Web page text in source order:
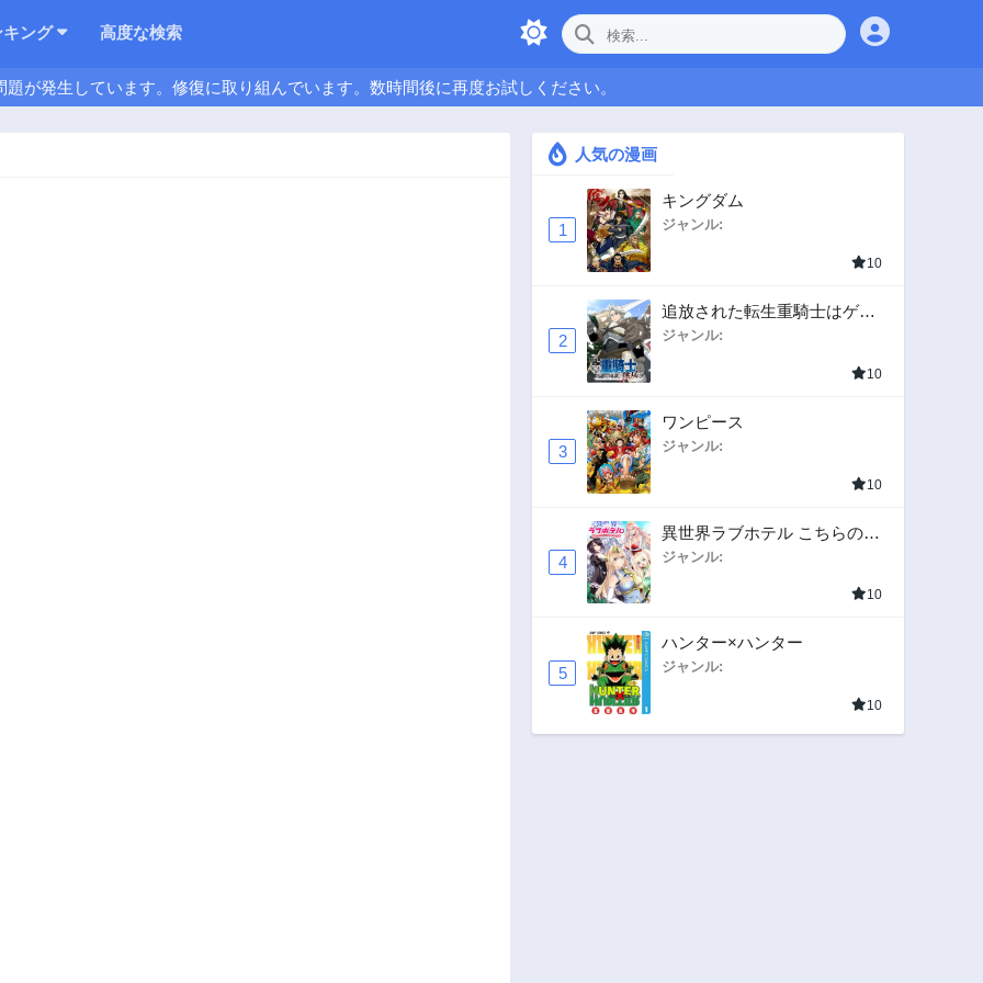
ング 高度な検索
が発生しています。修復に取り組んでいます。数時間後に再度お試しください。
人気の漫画
1
キングダム
ジャンル:
10
2
追放された転生重騎士はゲー
ム知識で無双する
ジャンル:
10
3
ワンピース
ジャンル:
10
4
異世界ラブホテル こちらのお
部屋はハーレムです
ジャンル:
10
5
ハンター×ハンター
ジャンル:
10